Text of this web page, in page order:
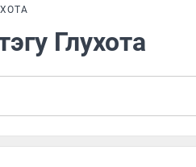
Глухота